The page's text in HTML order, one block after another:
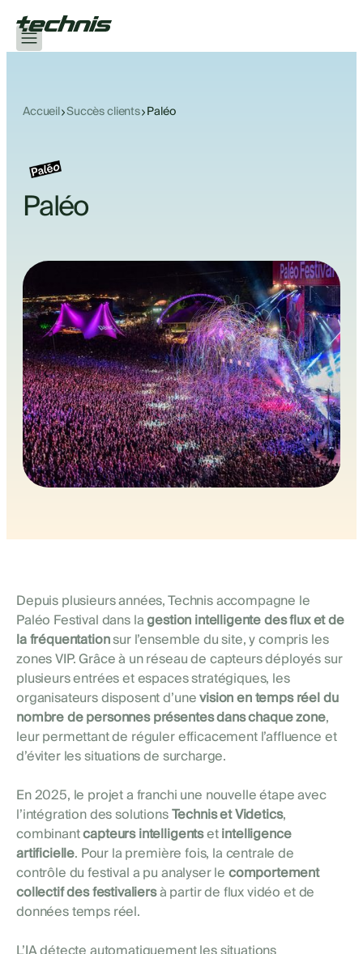
Accueil Succès clients Paléo
Paléo
Depuis plusieurs années, Technis accompagne le
Paléo Festival dans lagestion intelligente des flux et de
la fréquentationsur l’ensemble du site, y compris les
zones VIP. Grâce à un réseau de capteurs déployés sur
plusieurs entrées et espaces stratégiques, les
organisateurs disposent d’unevision en temps réel du
nombre de personnes présentes dans chaque zone,
leur permettant de réguler efficacement l’affluence et
d’éviter les situations de surcharge.
En 2025, le projet a franchi une nouvelle étape avec
l’intégration des solutionsTechnis et Videtics,
combinantcapteurs intelligentsetintelligence
artificielle. Pour la première fois, la centrale de
contrôle du festival a pu analyser lecomportement
collectif des festivaliersà partir de flux vidéo et de
données temps réel.